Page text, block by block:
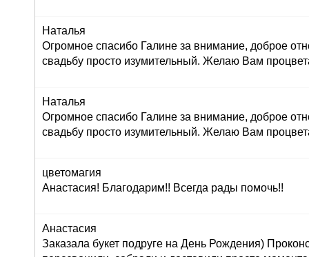
Наталья
Огромное спасибо Галине за внимание, доброе
свадьбу просто изумительный. Желаю Вам
Наталья
Огромное спасибо Галине за внимание, доброе
свадьбу просто изумительный. Желаю Вам
цветомагия
Анастасия! Благодарим!! Всегда рады помочь!!
Анастасия
Заказала букет подруге на День Рождения)